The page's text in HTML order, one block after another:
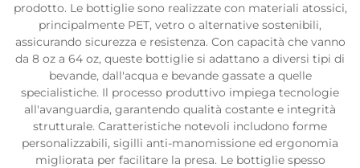
prodotto. Le bottiglie sono realizzate con materiali atossici,
principalmente PET, vetro o alternative sostenibili,
assicurando sicurezza e resistenza. Con capacità che vanno
da 8 oz a 64 oz, queste bottiglie si adattano a diversi tipi di
bevande, dall'acqua e bevande gassate a quelle
specialistiche. Il processo produttivo impiega tecnologie
all'avanguardia, garantendo qualità costante e integrità
strutturale. Caratteristiche notevoli includono forme
personalizzabili, sigilli anti-manomissione ed ergonomia
migliorata per facilitare la presa. Le bottiglie spesso